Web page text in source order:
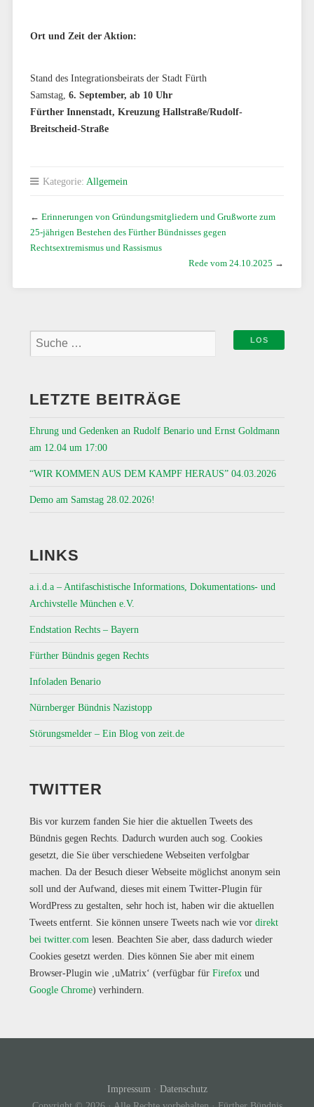
Ort und Zeit der Aktion:
Stand des Integrationsbeirats der Stadt Fürth
Samstag, 6. September, ab 10 Uhr
Fürther Innenstadt, Kreuzung Hallstraße/Rudolf-
Breitscheid-Straße
Kategorie: Allgemein
← Erinnerungen von Gründungsmitgliedern und Grußworte zum
25-jährigen Bestehen des Fürther Bündnisses gegen
Rechtsextremismus und Rassismus
Rede vom 24.10.2025 →
LETZTE BEITRÄGE
Ehrung und Gedenken an Rudolf Benario und Ernst Goldmann
am 12.04 um 17:00
“WIR KOMMEN AUS DEM KAMPF HERAUS” 04.03.2026
Demo am Samstag 28.02.2026!
LINKS
a.i.d.a – Antifaschistische Informations, Dokumentations- und
Archivstelle München e.V.
Endstation Rechts – Bayern
Fürther Bündnis gegen Rechts
Infoladen Benario
Nürnberger Bündnis Nazistopp
Störungsmelder – Ein Blog von zeit.de
TWITTER
Bis vor kurzem fanden Sie hier die aktuellen Tweets des
Bündnis gegen Rechts. Dadurch wurden auch sog. Cookies
gesetzt, die Sie über verschiedene Webseiten verfolgbar
machen. Da der Besuch dieser Webseite möglichst anonym sein
soll und der Aufwand, dieses mit einem Twitter-Plugin für
WordPress zu gestalten, sehr hoch ist, haben wir die aktuellen
Tweets entfernt. Sie können unsere Tweets nach wie vor direkt
bei twitter.com lesen. Beachten Sie aber, dass dadurch wieder
Cookies gesetzt werden. Dies können Sie aber mit einem
Browser-Plugin wie ‚uMatrix‘ (verfügbar für Firefoxund
Google Chrome) verhindern.
Impressum · Datenschutz